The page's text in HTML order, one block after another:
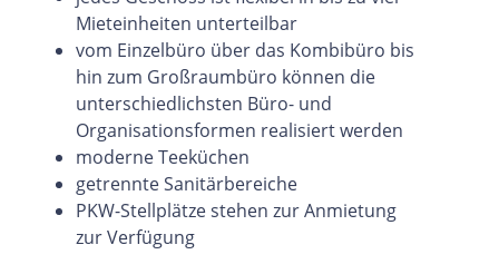
Mieteinheiten unterteilbar
vom Einzelbüro über das Kombibüro bis
hin zum Großraumbüro können die
unterschiedlichsten Büro- und
Organisationsformen realisiert werden
moderne Teeküchen
getrennte Sanitärbereiche
PKW-Stellplätze stehen zur Anmietung
zur Verfügung